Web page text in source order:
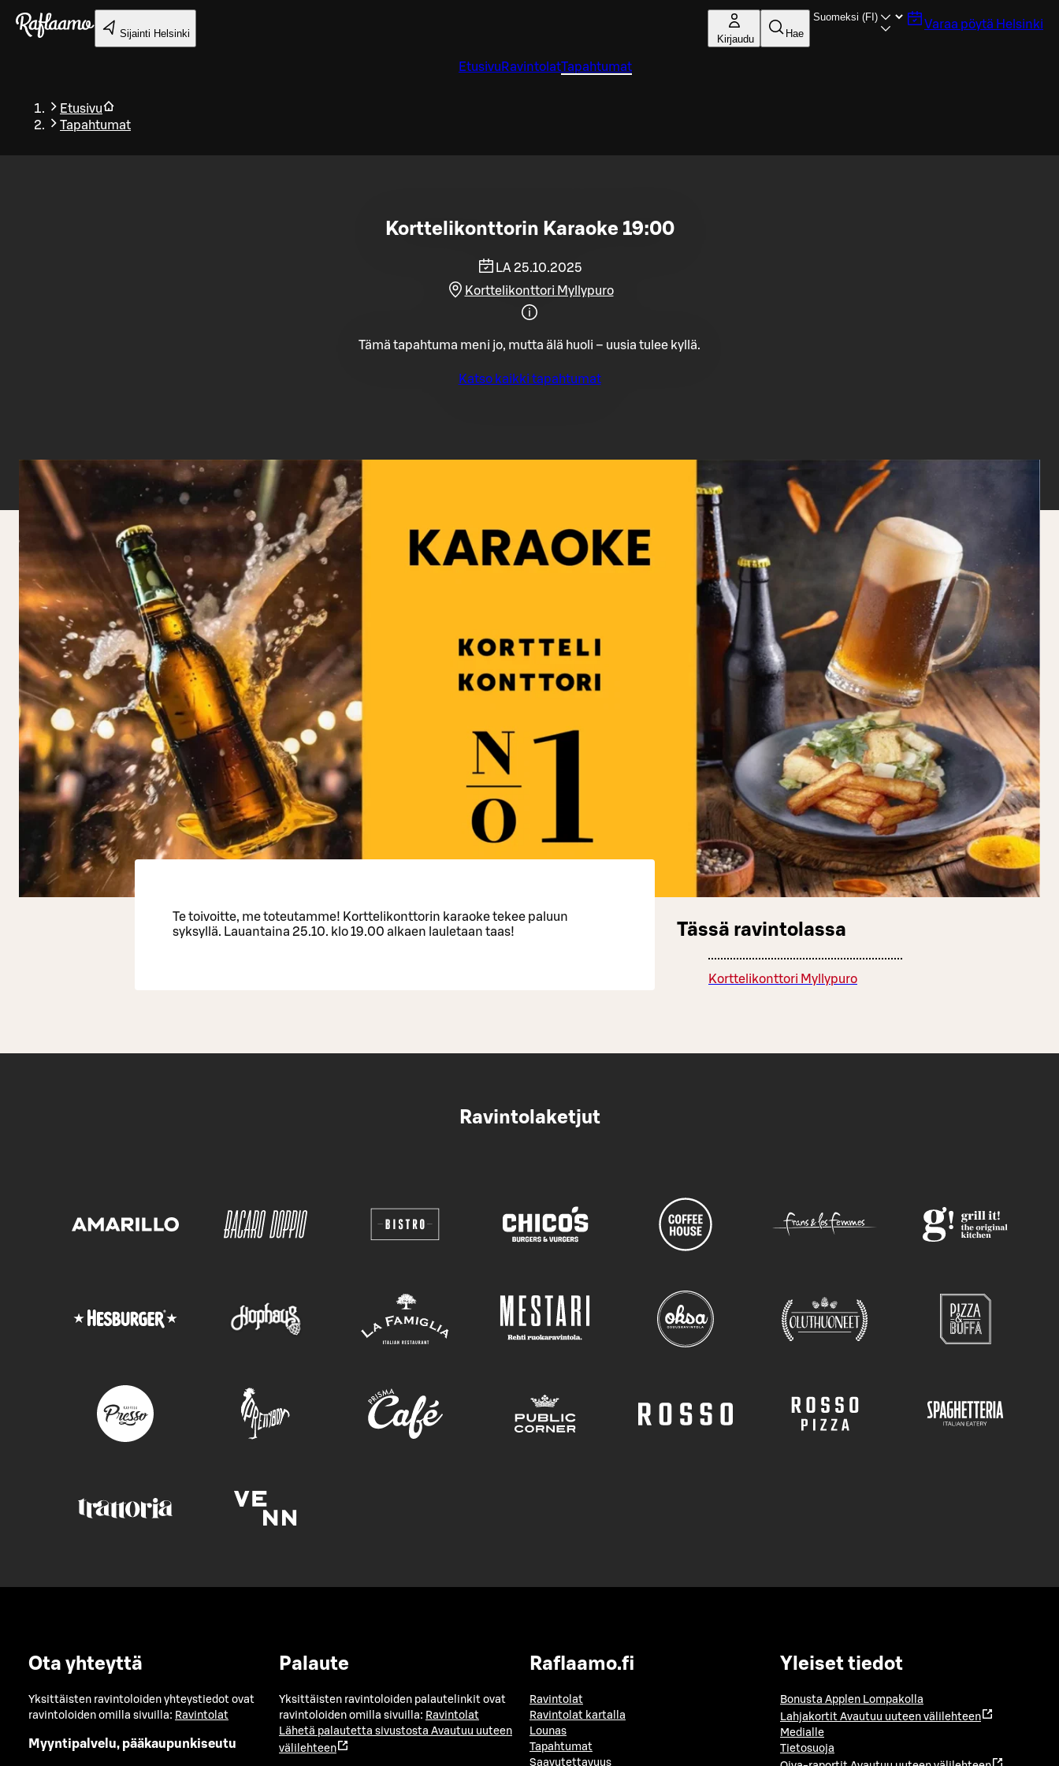
Siirry pääsisältöön
Sijainti Helsinki Kirjaudu Hae
Varaa pöytä Helsinki
Etusivu RavintolatTapahtumat
Etusivu
Tapahtumat
Takaisin
Korttelikonttorin Karaoke 19:00
LA 25.10.2025
Korttelikonttori Myllypuro
Tämä tapahtuma meni jo, mutta älä huoli – uusia tulee kyllä.
Katso kaikki tapahtumat
Te toivoitte, me toteutamme! Korttelikonttorin karaoke tekee paluun
syksyllä. Lauantaina 25.10. klo 19.00 alkaen lauletaan taas!
Tässä ravintolassa
Korttelikonttori Myllypuro
Ravintolaketjut
Ota yhteyttä
Yksittäisten ravintoloiden yhteystiedot ovat
ravintoloiden omilla sivuilla: Ravintolat
Myyntipalvelu, pääkaupunkiseutu
Palaute
Yksittäisten ravintoloiden palautelinkit ovat
ravintoloiden omilla sivuilla: Ravintolat
Lähetä palautetta sivustosta Avautuu uuteen
välilehteen
Raflaamo.fi
Ravintolat
Ravintolat kartalla
Lounas
Tapahtumat
Saavutettavuus
Yleiset tiedot
Bonusta Applen Lompakolla
Lahjakortit Avautuu uuteen välilehteen
Medialle
Tietosuoja